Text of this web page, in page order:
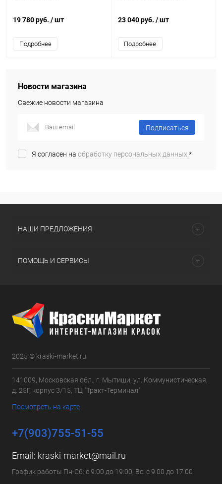
19 780 руб. / шт
Подробнее
23 040 руб. / шт
Подробнее
Новости магазина
Свежие новости магазина
Подписаться
Я согласен на обработку персональных данных.*
НАШИ ПРЕДЛОЖЕНИЯ
ПОМОЩЬ И СЕРВИСЫ
2025 © kraski-market.ru
141009, Московская обл., г. Мытищи, ул. Коммунистическая,
д. 25Г, корпус 3/15, ТЦ "Тракт-Терминал"
Посмотреть на карте
+7(903)755-51-55
Email: kraski-market@mail.ru
График работы Пн-Сб: с 9:00 до 19:00, Вс: с 9:00 до 17:00